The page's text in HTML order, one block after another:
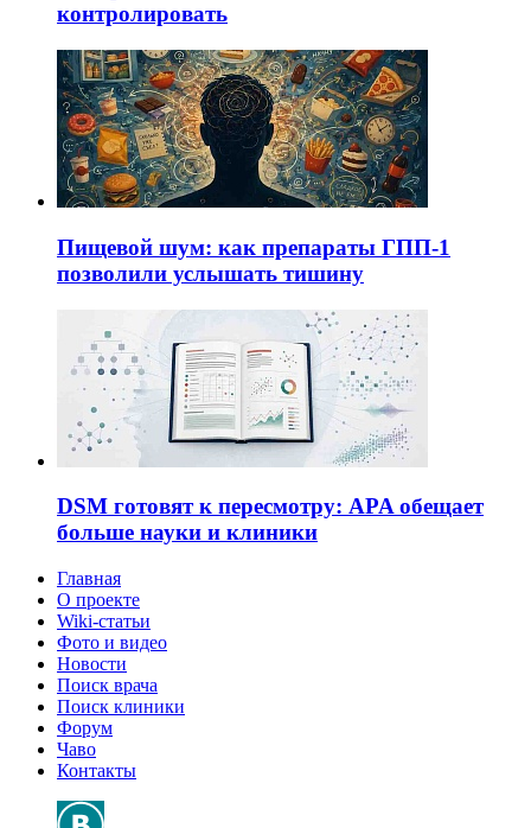
контролировать
Пищевой шум: как препараты ГПП-1
позволили услышать тишину
DSM готовят к пересмотру: APA обещает
больше науки и клиники
Главная
О проекте
Wiki-статьи
Фото и видео
Новости
Поиск врача
Поиск клиники
Форум
Чаво
Контакты